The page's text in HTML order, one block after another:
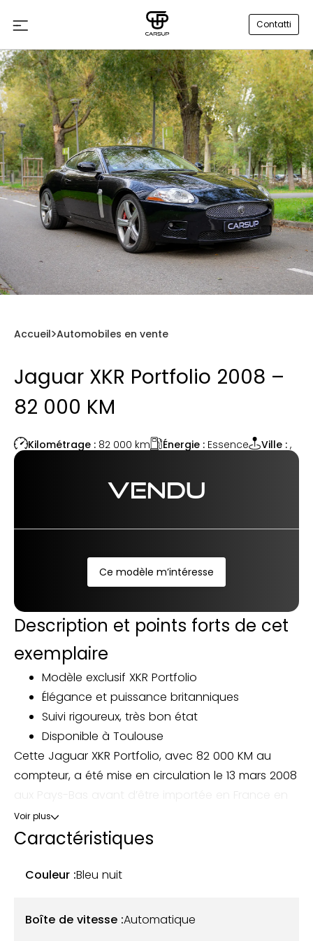
Contatti
Accueil Automobiles en vente
Jaguar XKR Portfolio 2008 –
82 000 KM
Kilométrage : 82 000 km Énergie : Essence Ville : ,
VENDU
Ce modèle m’intéresse
Description et points forts de cet
exemplaire
Modèle exclusif XKR Portfolio
Élégance et puissance britanniques
Suivi rigoureux, très bon état
Disponible à Toulouse
Cette Jaguar XKR Portfolio, avec 82 000 KM au
compteur, a été mise en circulation le 13 mars 2008
novembre 2021. Son actuel propriétaire l’a acquise
en décembre 2022.
Cette version Portfolio, se distingue par sa teinte
20" à cinq branches complètent sa configuration.
Voir plus
Caractéristiques
Couleur :Bleu nuit
Boîte de vitesse :Automatique